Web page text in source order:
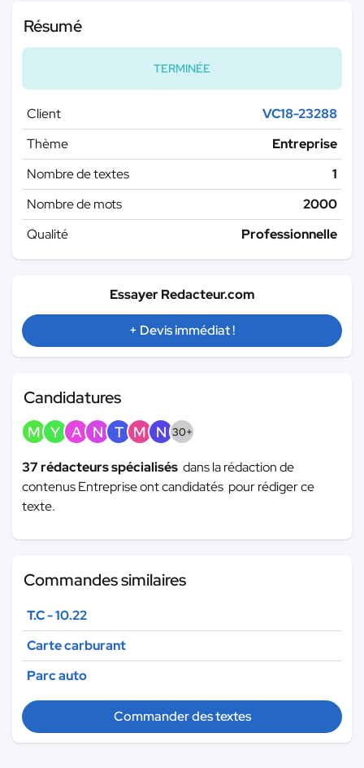
Résumé
TERMINÉE
Client
VC18-23288
Thème
Entreprise
Nombre de textes
1
Nombre de mots
2000
Qualité
Professionnelle
Essayer Redacteur.com
+ Devis immédiat !
Candidatures
M Y A N T M N 30+
37 rédacteurs spécialisés dans la rédaction de
contenus Entreprise ont candidatés pour rédiger ce
texte.
Commandes similaires
T.C - 10.22
Carte carburant
Parc auto
Commander des textes